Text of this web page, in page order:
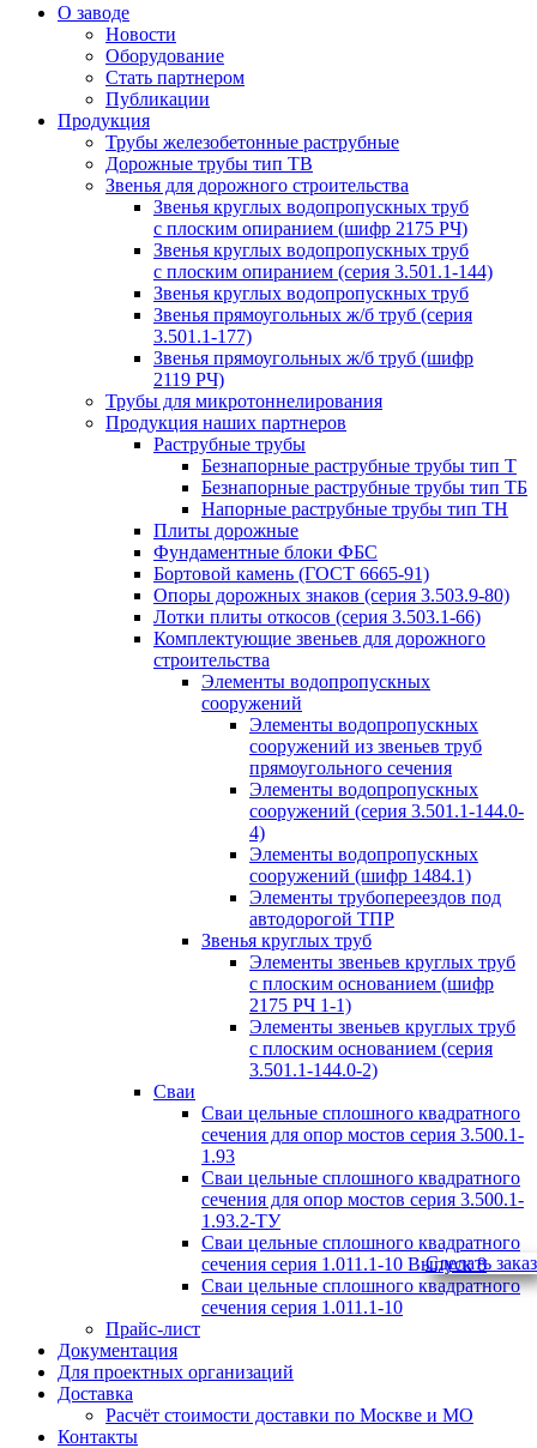
О заводе
Новости
Оборудование
Стать партнером
Публикации
Продукция
Трубы железобетонные раструбные
Дорожные трубы тип ТВ
Звенья для дорожного строительства
Звенья круглых водопропускных труб
с плоским опиранием (шифр 2175 РЧ)
Звенья круглых водопропускных труб
с плоским опиранием (серия 3.501.1-144)
Звенья круглых водопропускных труб
Звенья прямоугольных ж/б труб (cерия
3.501.1-177)
Звенья прямоугольных ж/б труб (шифр
2119 РЧ)
Трубы для микротоннелирования
Продукция наших партнеров
Раструбные трубы
Безнапорные раструбные трубы тип Т
Безнапорные раструбные трубы тип ТБ
Напорные раструбные трубы тип ТН
Плиты дорожные
Фундаментные блоки ФБС
Бортовой камень (ГОСТ 6665-91)
Опоры дорожных знаков (серия 3.503.9-80)
Лотки плиты откосов (серия 3.503.1-66)
Комплектующие звеньев для дорожного
строительства
Элементы водопропускных
сооружений
Элементы водопропускных
сооружений из звеньев труб
прямоугольного сечения
Элементы водопропускных
сооружений (серия 3.501.1-144.0-
4)
Элементы водопропускных
сооружений (шифр 1484.1)
Элементы трубопереездов под
автодорогой ТПР
Звенья круглых труб
Элементы звеньев круглых труб
с плоским основанием (шифр
2175 РЧ 1-1)
Элементы звеньев круглых труб
с плоским основанием (серия
3.501.1-144.0-2)
Сваи
Сваи цельные сплошного квадратного
сечения для опор мостов серия 3.500.1-
1.93
Сваи цельные сплошного квадратного
сечения для опор мостов серия 3.500.1-
1.93.2-ТУ
Сваи цельные сплошного квадратного
сечения серия 1.011.1-10 Выпуск 8
Сваи цельные сплошного квадратного
сечения серия 1.011.1-10
Прайс-лист
Документация
Для проектных организаций
Доставка
Расчёт стоимости доставки по Москве и МО
Контакты
Сделать заказ